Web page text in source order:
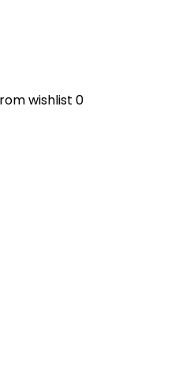
wishlist 0